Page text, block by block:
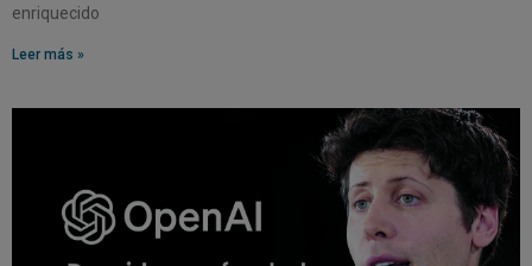
enriquecido
Leer más »